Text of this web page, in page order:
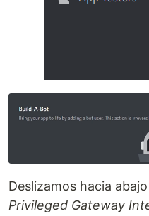
Deslizamos hacia
Privileged Gateway